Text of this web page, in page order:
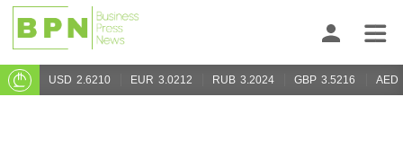
USD 2.6210 EUR 3.0212 RUB 3.2024 GBP 3.5216 AED